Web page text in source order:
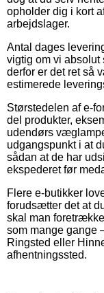
opholder dig i kort
arbejdslager.
Antal dages
vigtig om vi absolut
derfor er det ret så
estimerede
Størstedelen af e-
del produkter,
udendørs
udgangspunkt i at
sådan at de har
ekspederet før
Flere e-butikker
forudsætter det at
skal man
som mange gange
Ringsted eller
afhentningssted.